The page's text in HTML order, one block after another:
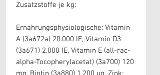
Zusatzstoffe je kg:
Ernährungsphysiologische: Vitamin
A (3a672a) 20.000 IE, Vitamin D3
(3a671) 2.000 IE, Vitamin E (all-rac-
alpha-Tocopherylacetat) (3a700) 120